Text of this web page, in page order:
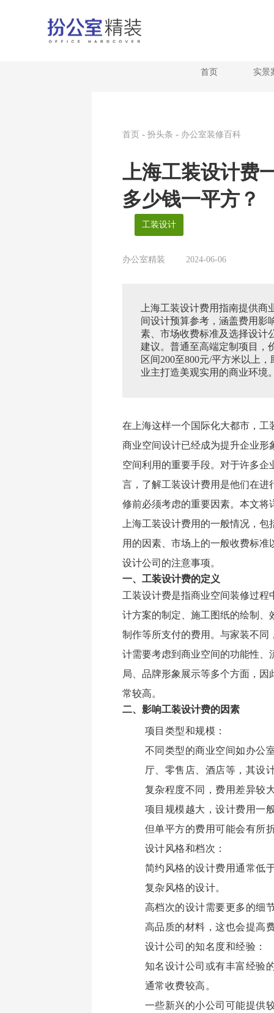
首页 实景
首页 - 扮头条 - 办公室装修百科
上海工装设计费
多少钱一平方？
工装设计
办公室精装 2024-06-06
上海工装设计费用指南提供商
间设计预算参考，涵盖费用影
素、市场收费标准及选择设计
建议。普通至高端定制项目，
区间200至800元/平方米以上，
业主打造美观实用的商业环境
在上海这样一个国际化大都市，工
商业空间设计已经成为提升企业形
空间利用的重要手段。对于许多企
言，了解工装设计费用是他们在进
修前必须考虑的重要因素。本文将
上海工装设计费用的一般情况，包
用的因素、市场上的一般收费标准
设计公司的注意事项。
一、工装设计费的定义
工装设计费是指商业空间装修过程
计方案的制定、施工图纸的绘制、
制作等所支付的费用。与家装不同
计需要考虑到商业空间的功能性、
局、品牌形象展示等多个方面，因
常较高。
二、影响工装设计费的因素
项目类型和规模：
不同类型的商业空间如办公
厅、零售店、酒店等，其设
复杂程度不同，费用差异较
项目规模越大，设计费用一
但单平方的费用可能会有所
设计风格和档次：
简约风格的设计费用通常低
复杂风格的设计。
高档次的设计需要更多的细
高品质的材料，这也会提高
设计公司的知名度和经验：
知名设计公司或有丰富经验
通常收费较高。
一些新兴的小公司可能提供